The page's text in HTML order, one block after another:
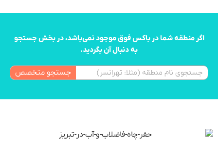
اگر منطقه شما در باکس فوق موجود نمی‌باشد، در بخش جستجو
به دنبال آن بگردید.
جستجو متخصص